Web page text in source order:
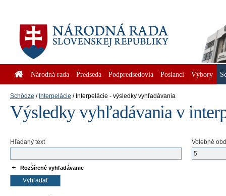
Národná rada Predseda Podpredsedovia Poslanci Výbory
Schôdze Interpelácie Interpelácie - výsledky vyhľadávania
Výsledky vyhľadávania v
Hľadaný text Volebné
Rozšírené vyhľadávanie